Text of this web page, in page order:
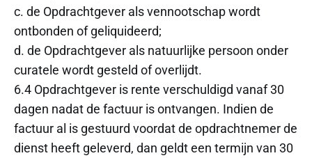
c. de Opdrachtgever als vennootschap wordt
ontbonden of geliquideerd;
d. de Opdrachtgever als natuurlijke persoon onder
curatele wordt gesteld of overlijdt.
6.4 Opdrachtgever is rente verschuldigd vanaf 30
dagen nadat de factuur is ontvangen. Indien de
factuur al is gestuurd voordat de opdrachtnemer de
dienst heeft geleverd, dan geldt een termijn van 30